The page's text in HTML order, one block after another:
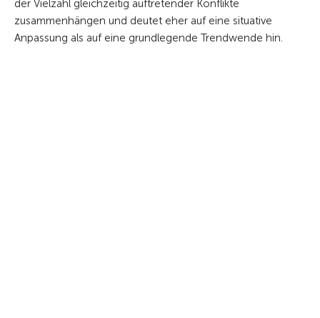
der Vielzahl gleichzeitig auftretender Konflikte
zusammenhängen und deutet eher auf eine situative
Anpassung als auf eine grundlegende Trendwende hin.